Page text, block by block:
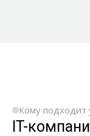
Кому подходит
IT-